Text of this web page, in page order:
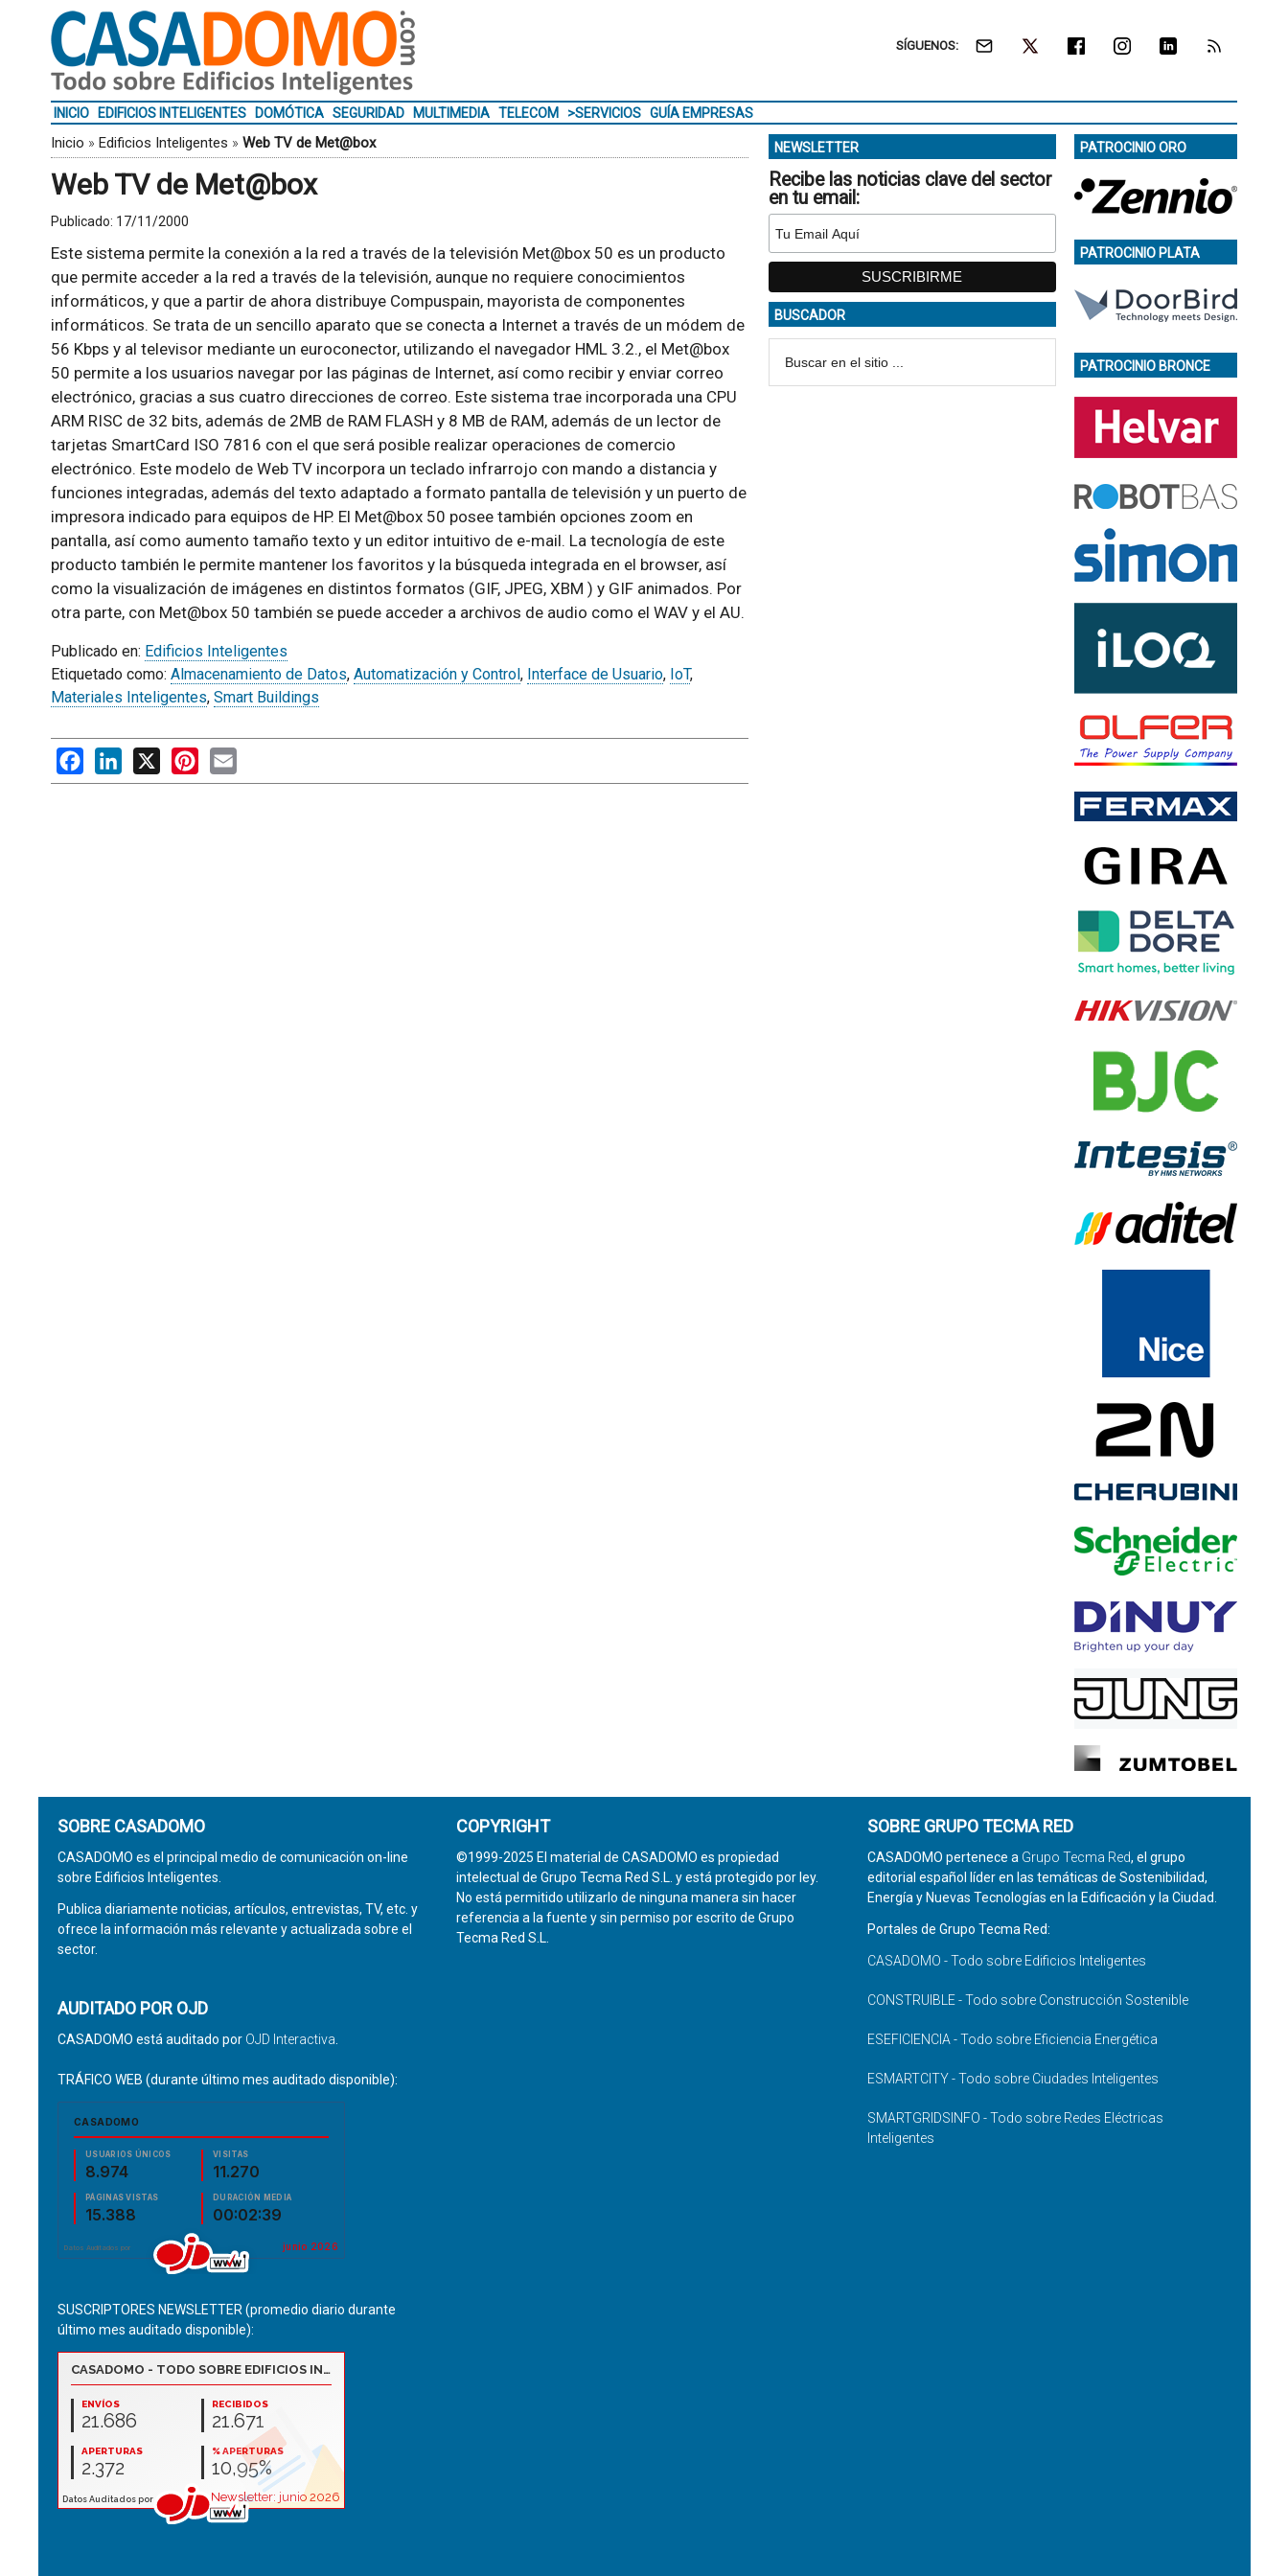
SÍGUENOS:
INICIO EDIFICIOS INTELIGENTES DOMÓTICA SEGURIDAD MULTIMEDIA TELECOM >SERVICIOS GUÍA EMPRESAS
Inicio » Edificios Inteligentes » Web TV de Met@box
Web TV de Met@box
Publicado: 17/11/2000
Este sistema permite la conexión a la red a través de la televisión Met@box 50 es un producto
que permite acceder a la red a través de la televisión, aunque no requiere conocimientos
informáticos, y que a partir de ahora distribuye Compuspain, mayorista de componentes
informáticos. Se trata de un sencillo aparato que se conecta a Internet a través de un módem de
56 Kbps y al televisor mediante un euroconector, utilizando el navegador HML 3.2., el Met@box
50 permite a los usuarios navegar por las páginas de Internet, así como recibir y enviar correo
electrónico, gracias a sus cuatro direcciones de correo. Este sistema trae incorporada una CPU
ARM RISC de 32 bits, además de 2MB de RAM FLASH y 8 MB de RAM, además de un lector de
tarjetas SmartCard ISO 7816 con el que será posible realizar operaciones de comercio
electrónico. Este modelo de Web TV incorpora un teclado infrarrojo con mando a distancia y
funciones integradas, además del texto adaptado a formato pantalla de televisión y un puerto de
impresora indicado para equipos de HP. El Met@box 50 posee también opciones zoom en
pantalla, así como aumento tamaño texto y un editor intuitivo de e-mail. La tecnología de este
producto también le permite mantener los favoritos y la búsqueda integrada en el browser, así
como la visualización de imágenes en distintos formatos (GIF, JPEG, XBM ) y GIF animados. Por
otra parte, con Met@box 50 también se puede acceder a archivos de audio como el WAV y el AU.
Publicado en: Edificios Inteligentes
Etiquetado como: Almacenamiento de Datos, Automatización y Control, Interface de Usuario, IoT,
Materiales Inteligentes, Smart Buildings
FacebookLinkedIn
X PinterestEmail
NEWSLETTER
Recibe las noticias clave del sector
en tu email:
BUSCADOR
PATROCINIO ORO
PATROCINIO PLATA
PATROCINIO BRONCE
SOBRE CASADOMO
CASADOMO es el principal medio de comunicación on-line
sobre Edificios Inteligentes.
Publica diariamente noticias, artículos, entrevistas, TV, etc. y
ofrece la información más relevante y actualizada sobre el
sector.
AUDITADO POR OJD
CASADOMO está auditado por OJD Interactiva
TRÁFICO WEB (durante último mes auditado disponible):
SUSCRIPTORES NEWSLETTER (promedio diario durante
último mes auditado disponible):
COPYRIGHT
©1999-2025 El material de CASADOMO es propiedad
intelectual de Grupo Tecma Red S.L. y está protegido por ley.
No está permitido utilizarlo de ninguna manera sin hacer
referencia a la fuente y sin permiso por escrito de Grupo
Tecma Red S.L.
SOBRE GRUPO TECMA RED
CASADOMO pertenece a Grupo Tecma Red, el grupo
editorial español líder en las temáticas de Sostenibilidad,
Energía y Nuevas Tecnologías en la Edificación y la Ciudad.
Portales de Grupo Tecma Red:
CASADOMO - Todo sobre Edificios Inteligentes
CONSTRUIBLE - Todo sobre Construcción Sostenible
ESEFICIENCIA - Todo sobre Eficiencia Energética
ESMARTCITY - Todo sobre Ciudades Inteligentes
SMARTGRIDSINFO - Todo sobre Redes Eléctricas
Inteligentes